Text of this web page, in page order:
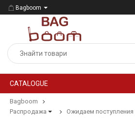
Bagboom
CATALOGUE
Bagboom
Распродажа
Ожидаем поступления